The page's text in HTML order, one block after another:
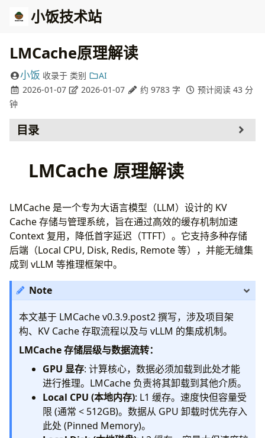
小饭技术站
LMCache原理解读
小饭 收录于 类别
AI
2026-01-07
2026-01-07 约 9783 字
预计阅读 43 分
钟
目录
多介质共存机制 (Co-existence)
KV Cache 调度逻辑 (Scheduling Logic)
1. 项目结构与架构概览
1.1 目录结构 (Tree)
1.2 核心架构类图
2. 核心流程与源码解析
2.1 KV Cache 存储流程 (Store)
2.2 KV Cache 读取流程 (Retrieve)
3. 核心数据结构与协议
3.2 CacheEngineKey (缓存键)
3.3 通信协议 (Protocol)
3.4 缓存匹配与 PYTHONHASHSEED
4. 与 vLLM 的深度集成
4.1 适配器逻辑
4.2 模块加载策略 (Native vs External)
5. 多实例协同与 Controller (Cluster Synergy)
5.1 元数据上报机制 (Metadata Reporting)
LMCache 原理解读
LMCache 是一个专为大语言模型（LLM）设计的 KV
Cache 存储与管理系统，旨在通过高效的缓存机制加速
Context 复用，降低首字延迟（TTFT）。它支持多种存储
后端（Local CPU, Disk, Redis, Remote 等），并能无缝集
成到 vLLM 等推理框架中。
Note
本文基于 LMCache v0.3.9.post2 撰写，涉及项目架
构、KV Cache 存取流程以及与 vLLM 的集成机制。
LMCache 存储层级与数据流转：
GPU 显存: 计算核心，数据必须加载到此处才能
进行推理。LMCache 负责将其卸载到其他介质。
Local CPU (本地内存): L1 缓存。速度快但容量受
限 (通常 < 512GB)。数据从 GPU 卸载时优先存入
此处 (Pinned Memory)。